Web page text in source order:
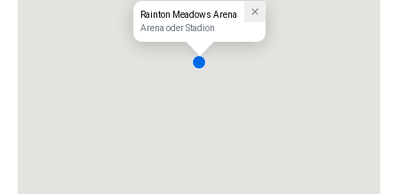
Rainton Meadows Arena
Arena oder Stadion